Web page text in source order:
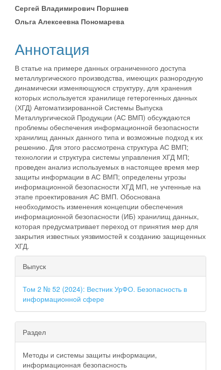
Сергей Владимирович Поршнев
Ольга Алексеевна Пономарева
Аннотация
В статье на примере данных ограниченного доступа
металлургического производства, имеющих разнородную
динамически изменяющуюся структуру, для хранения
которых используется хранилище гетерогенных данных
(ХГД) Автоматизированной Системы Выпуска
Металлургической Продукции (АС ВМП) обсуждаются
проблемы обеспечения информационной безопасности
хранилищ данных данного типа и возможные подход к их
решению. Для этого рассмотрена структура АС ВМП;
технологии и структура системы управления ХГД МП;
проведен анализ используемых в настоящее время мер
защиты информации в АС ВМП; определены угрозы
информационной безопасности ХГД МП, не учтенные на
этапе проектирования АС ВМП. Обоснована
необходимость изменения концепции обеспечения
информационной безопасности (ИБ) хранилищ данных,
которая предусматривает переход от принятия мер для
закрытия известных уязвимостей к созданию защищенных
ХГД.
Выпуск
Том 2 № 52 (2024): Вестник УрФО. Безопасность в
информационной сфере
Раздел
Методы и системы защиты информации,
информационная безопасность